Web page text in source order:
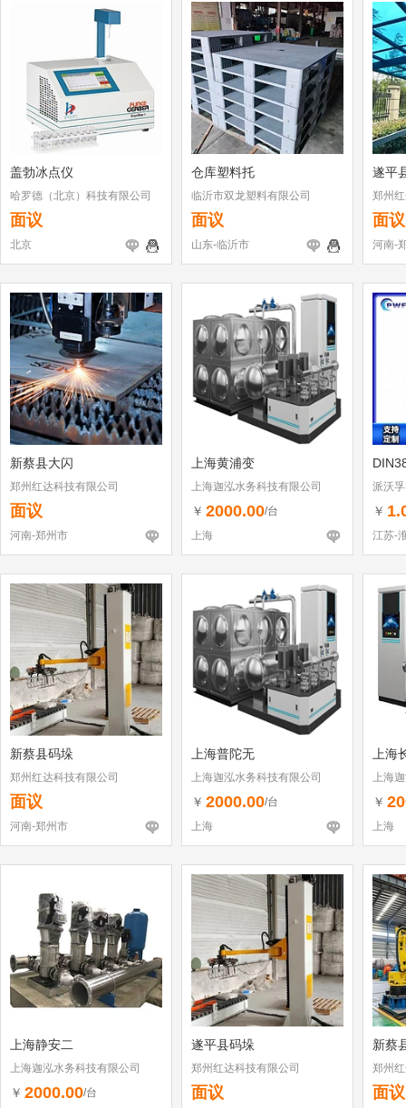
盖勃冰点仪
哈罗德（北京）科技有限公司
面议
北京
仓库塑料托
临沂市双龙塑料有限公司
面议
山东-临沂市
遂平
郑州
面议
河南-
新蔡县大闪
郑州红达科技有限公司
面议
河南-郑州市
上海黄浦变
上海迦泓水务科技有限公司
￥ 2000.00/台
上海
派沃
￥
江苏-
新蔡县码垛
郑州红达科技有限公司
面议
河南-郑州市
上海普陀无
上海迦泓水务科技有限公司
￥ 2000.00/台
上海
上海
上海
￥
上海
上海静安二
上海迦泓水务科技有限公司
￥ 2000.00/台
遂平县码垛
郑州红达科技有限公司
面议
新蔡
郑州
面议